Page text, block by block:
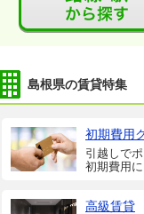
島根県の賃貸特集
初期費用
引越しで
初期費用
高級賃貸